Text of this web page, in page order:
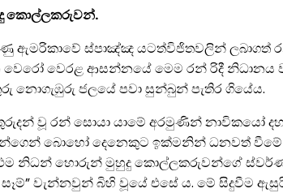
කොල්ලකරුවන්.
ඇමරිකාවේ ස්පාඤ්ඤ යටත්විජිතවලින්
වෙරළ ආසන්නයේ මෙම රන් රිදී නිධානය
නොගැඹුරු ජලයේ පවා සුන්බුන් පැතිර ගියේය.
වූ රන් සොයා යාමේ අරමුණින් නාවිකයෝ
බොහෝ දෙනෙකුට ඉක්මනින් ධනවත් වීමේ
නිධන් හොරුන් මුහුදු කොල්ලකරුවන්ගේ
වැන්නවුන් බිහි වූයේ එසේ ය. මේ සිදුවීම